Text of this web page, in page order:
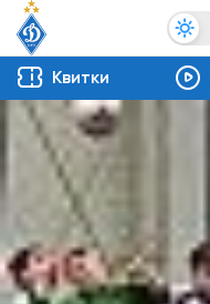
Квитки